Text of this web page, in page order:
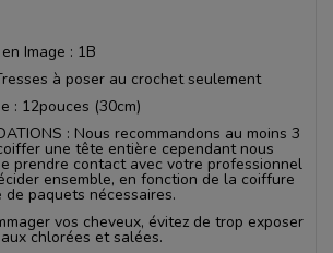
Image : 1B
à poser au crochet seulement
: 12pouces (30cm)
: Nous recommandons au moins 3
une tête entière cependant nous
prendre contact avec votre professionnel
ensemble, en fonction de la coiffure
de paquets nécessaires.
vos cheveux, évitez de trop exposer
chlorées et salées.